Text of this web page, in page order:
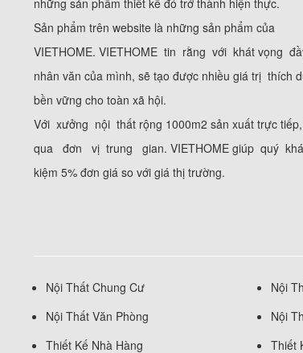
những sản phẩm thiết kế đó trở thành hiện thực.
Sản phẩm trên website là những sản phẩm của
VIETHOME. VIETHOME tin rằng với khát vọng
nhân văn của mình, sẽ tạo được nhiều giá trị thích
bền vững cho toàn xã hội.
Với xưởng nội thất rộng 1000m2 sản xuất trực
qua đơn vị trung gian. VIETHOME giúp quý
kiệm 5% đơn giá so với giá thị trường.
Nội Thất Chung Cư Nội
Nội Thất Văn Phòng
Nội
Thiết Kế Nhà Hàng
Thiết